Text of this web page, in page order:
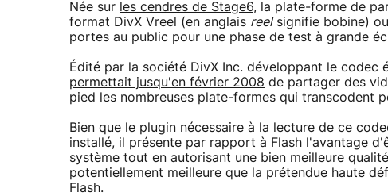
Née sur les cendres de Stage6, la plate-forme de
format DivX Vreel (en anglais reelsignifie bobine)
portes au public pour une phase de test à grande
Édité par la société DivX Inc. développant le codec
permettait jusqu'en février 2008 de partager des
pied les nombreuses plate-formes qui transcodent
Bien que le plugin nécessaire à la lecture de ce
installé, il présente par rapport à Flash l'avantage
système tout en autorisant une bien meilleure
potentiellement meilleure que la prétendue haute
Flash.